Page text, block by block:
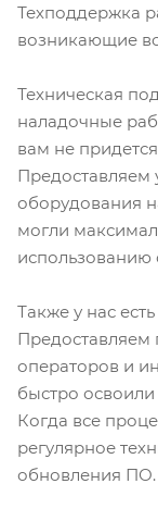
Техподдержка
возникающие
Техническая
наладочные
вам не
Предоставляем
оборудования
могли
использованию
Также у нас
Предоставляем
операторов и
быстро
Когда все
регулярное
обновления ПО.